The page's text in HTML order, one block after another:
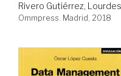
Rivero Gutiérrez, Lourdes
Ommpress. Madrid, 2018